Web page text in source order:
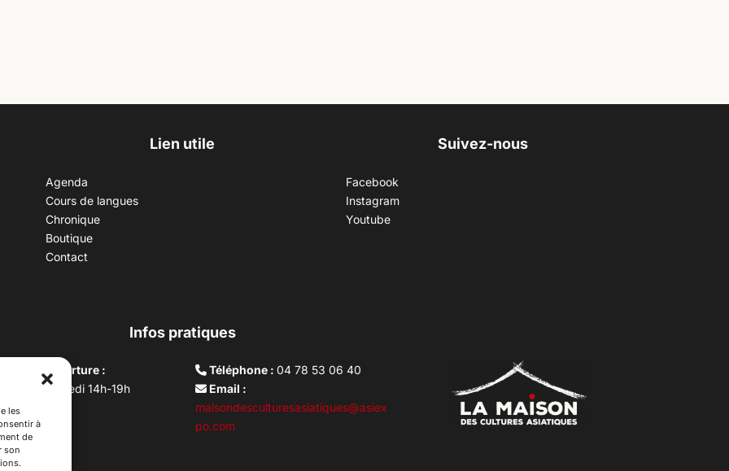
les
à
de
son
Lien utile
Agenda
Cours de langues
Chronique
Boutique
Contact
Suivez-nous
Facebook
Instagram
Youtube
Infos pratiques
d’ouverture :
au vendredi 14h-19h
10h –17h
lundi
Téléphone :04 78 53 06 40
Email :
maisondesculturesasiatiques@asiex
po.com